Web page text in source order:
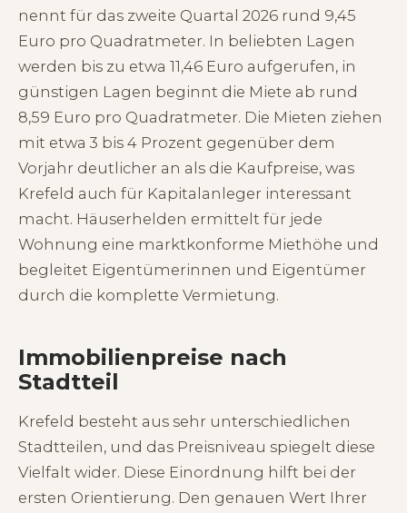
nennt für das zweite Quartal 2026 rund 9,45
Euro pro Quadratmeter. In beliebten Lagen
werden bis zu etwa 11,46 Euro aufgerufen, in
günstigen Lagen beginnt die Miete ab rund
8,59 Euro pro Quadratmeter. Die Mieten ziehen
mit etwa 3 bis 4 Prozent gegenüber dem
Vorjahr deutlicher an als die Kaufpreise, was
Krefeld auch für Kapitalanleger interessant
macht. Häuserhelden ermittelt für jede
Wohnung eine marktkonforme Miethöhe und
begleitet Eigentümerinnen und Eigentümer
durch die komplette Vermietung.
Immobilienpreise nach
Stadtteil
Krefeld besteht aus sehr unterschiedlichen
Stadtteilen, und das Preisniveau spiegelt diese
Vielfalt wider. Diese Einordnung hilft bei der
ersten Orientierung. Den genauen Wert Ihrer